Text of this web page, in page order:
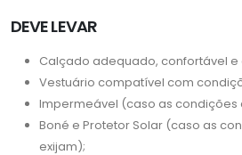
DEVE LEVAR
Calçado adequado, confortável e
Vestuário compatível com
Impermeável (caso as condições
Boné e Protetor Solar (caso as
exijam);